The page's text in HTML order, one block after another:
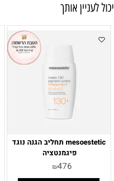
יכול לעניין אותך
mesoestetic תחליב הגנה נוגד
פיגמנטציה
₪476